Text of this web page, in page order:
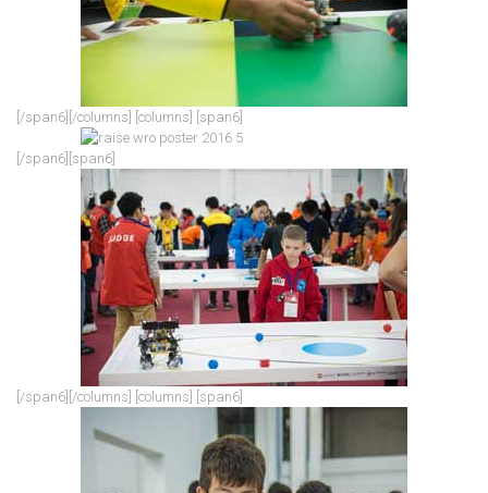
[/span6][/columns] [columns] [span6]
[/span6][span6]
[/span6][/columns] [columns] [span6]